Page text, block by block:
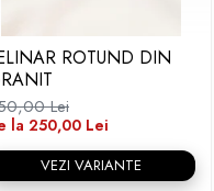
ROTUND DIN
Lei
la 250,00 Lei
VEZI VARIANTE